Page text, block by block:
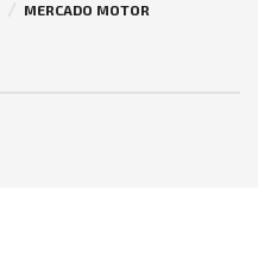
MERCADO MOTOR